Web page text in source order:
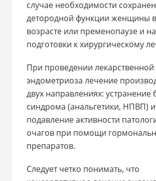
случае необходимости
детородной функции женщины
возрасте или пременопаузе и
подготовки к хирургическому
При проведении лекарственной
эндометриоза лечение
двух направлениях: устранение
синдрома (анальгетики, НПВП) и
подавление активности
очагов при помощи
препаратов.
Следует четко понимать, что